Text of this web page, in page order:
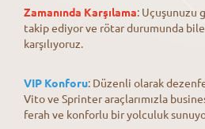
Zamanında Karşılama: Uçuşunuzu
takip ediyor ve rötar durumunda
karşılıyoruz.
VIP Konforu: Düzenli olarak
Vito ve Sprinter araçlarımızla
ferah ve konforlu bir yolculuk